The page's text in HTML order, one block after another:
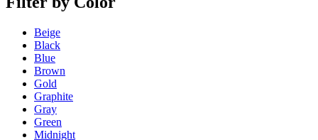
Beige
Black
Blue
Brown
Gold
Graphite
Gray
Green
Midnight